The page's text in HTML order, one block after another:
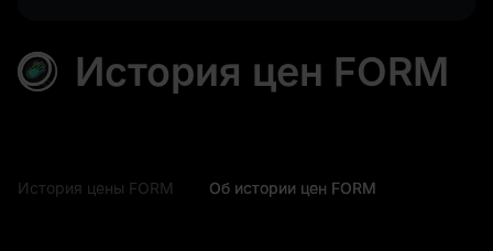
История цен FORM
История цены FORM Об истории цен FORM